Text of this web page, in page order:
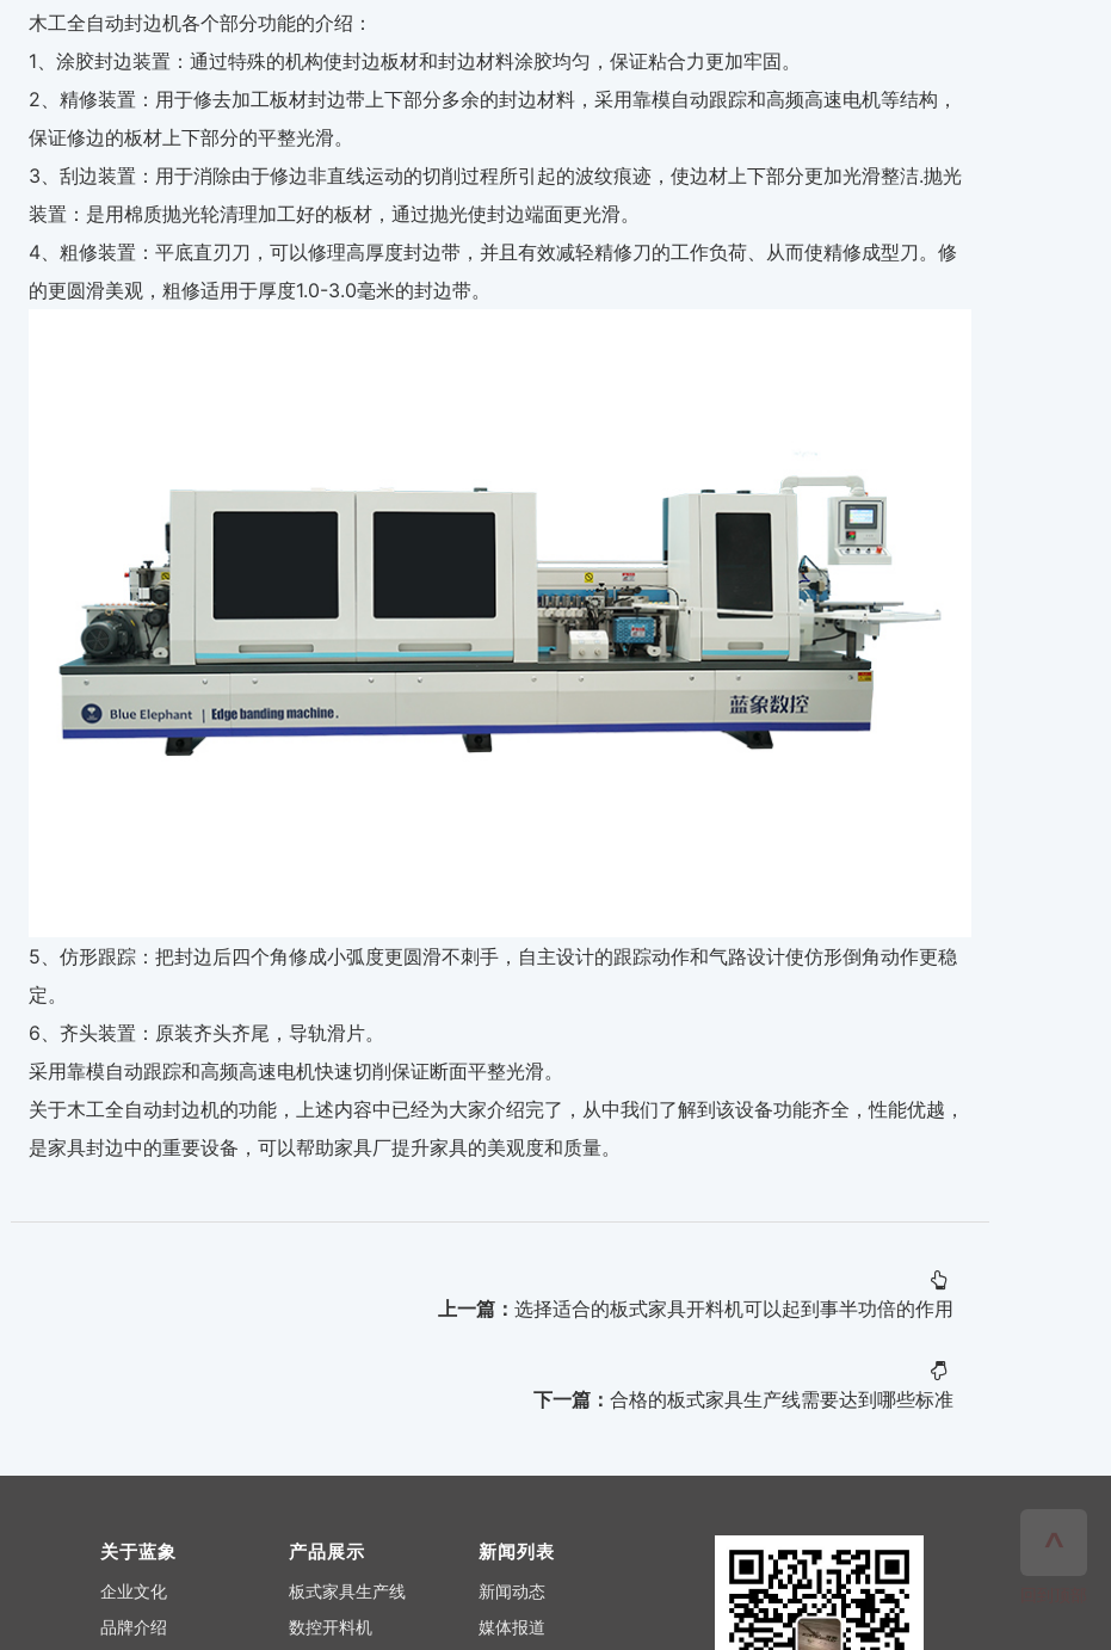
木工全自动封边机各个部分功能的介绍：
1、涂胶封边装置：通过特殊的机构使封边板材和封边材料涂胶均匀，保证粘合力更加牢固。
2、精修装置：用于修去加工板材封边带上下部分多余的封边材料，采用靠模自动跟踪和高频高速电机等结构，
保证修边的板材上下部分的平整光滑。
3、刮边装置：用于消除由于修边非直线运动的切削过程所引起的波纹痕迹，使边材上下部分更加光滑整洁.抛光
装置：是用棉质抛光轮清理加工好的板材，通过抛光使封边端面更光滑。
4、粗修装置：平底直刃刀，可以修理高厚度封边带，并且有效减轻精修刀的工作负荷、从而使精修成型刀。修
的更圆滑美观，粗修适用于厚度1.0-3.0毫米的封边带。
5、仿形跟踪：把封边后四个角修成小弧度更圆滑不刺手，自主设计的跟踪动作和气路设计使仿形倒角动作更稳
定。
6、齐头装置：原装齐头齐尾，导轨滑片。
采用靠模自动跟踪和高频高速电机快速切削保证断面平整光滑。
关于木工全自动封边机的功能，上述内容中已经为大家介绍完了，从中我们了解到该设备功能齐全，性能优越，
是家具封边中的重要设备，可以帮助家具厂提升家具的美观度和质量。
上一篇： 选择适合的板式家具开料机可以起到事半功倍的作用
下一篇： 合格的板式家具生产线需要达到哪些标准
关于蓝象
企业文化
品牌介绍
产品展示
板式家具生产线
数控开料机
新闻列表
新闻动态
媒体报道